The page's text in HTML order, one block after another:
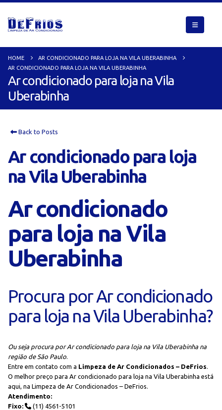
HOME
AR CONDICIONADO PARA LOJA NA VILA UBERABINHA
AR CONDICIONADO PARA LOJA NA VILA UBERABINHA
Ar condicionado para loja na Vila
Uberabinha
Back to Posts
Ar condicionado para loja
na Vila Uberabinha
Ar condicionado
para loja na Vila
Uberabinha
Procura por Ar condicionado
para loja na Vila Uberabinha?
Ou seja procura por Ar condicionado para loja na Vila Uberabinha na
região de São Paulo.
Entre em contato com a Limpeza de Ar Condicionados – DeFrios.
O melhor preço para Ar condicionado para loja na Vila Uberabinha está
aqui, na Limpeza de Ar Condicionados – DeFrios.
Atendimento:
Fixo:
(11) 4561-5101